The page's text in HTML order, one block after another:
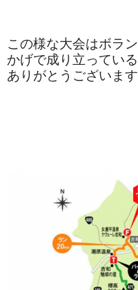
この様な大会はボラ
かげで成り立ってい
ありがとうございま